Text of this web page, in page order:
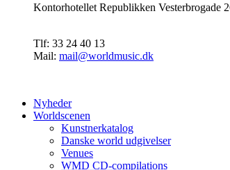
Kontorhotellet Republikken Vesterbrogade
Tlf: 33 24 40 13
Mail: mail@worldmusic.dk
Nyheder
Worldscenen
Kunstnerkatalog
Danske world udgivelser
Venues
WMD CD-compilations